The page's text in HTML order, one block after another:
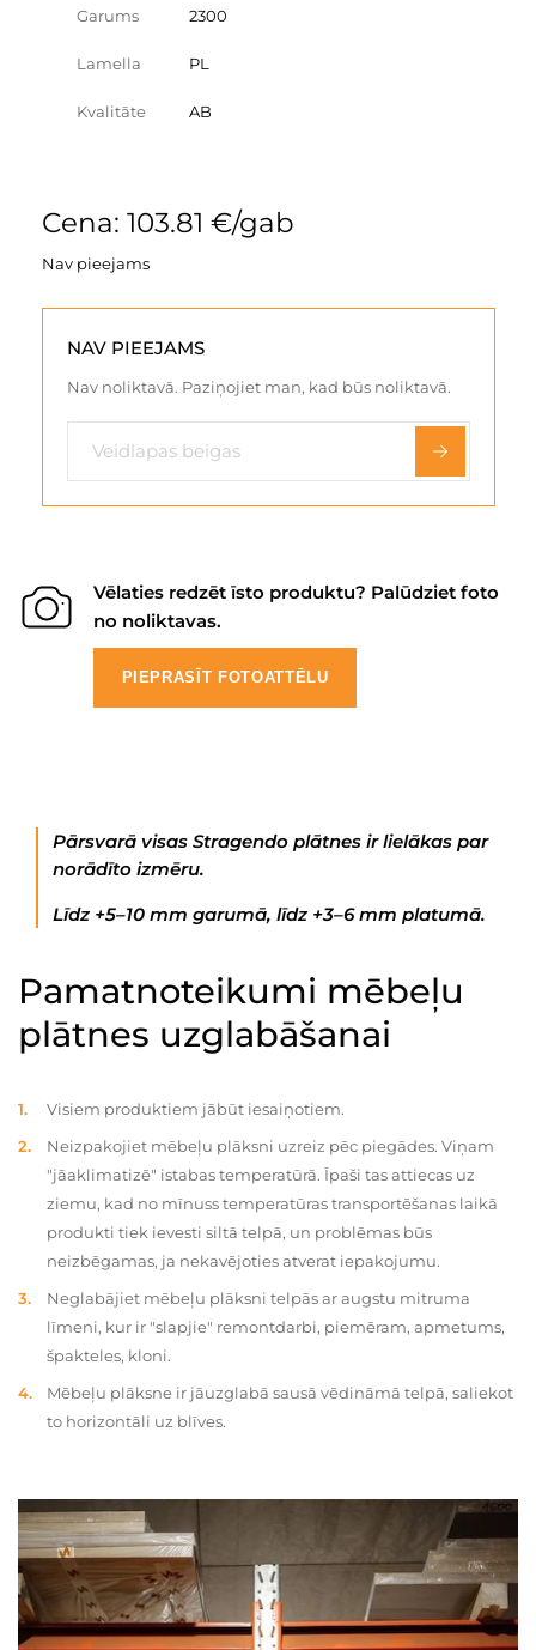
Garums 2300
Lamella PL
Kvalitāte AB
Cena: 103.81 €/gab
Nav pieejams
NAV PIEEJAMS
Nav noliktavā. Paziņojiet man, kad būs noliktavā.
Vēlaties redzēt īsto produktu? Palūdziet foto
no noliktavas.
PIEPRASĪT FOTOATTĒLU
Pārsvarā visas Stragendo plātnes ir lielākas par
norādīto izmēru.
Līdz +5–10 mm garumā, līdz +3–6 mm platumā.
Pamatnoteikumi mēbeļu
plātnes uzglabāšanai
Visiem produktiem jābūt iesaiņotiem.
Neizpakojiet mēbeļu plāksni uzreiz pēc piegādes. Viņam
"jāaklimatizē" istabas temperatūrā. Īpaši tas attiecas uz
ziemu, kad no mīnuss temperatūras transportēšanas laikā
produkti tiek ievesti siltā telpā, un problēmas būs
neizbēgamas, ja nekavējoties atverat iepakojumu.
Neglabājiet mēbeļu plāksni telpās ar augstu mitruma
līmeni, kur ir "slapjie" remontdarbi, piemēram, apmetums,
špakteles, kloni.
Mēbeļu plāksne ir jāuzglabā sausā vēdināmā telpā, saliekot
to horizontāli uz blīves.